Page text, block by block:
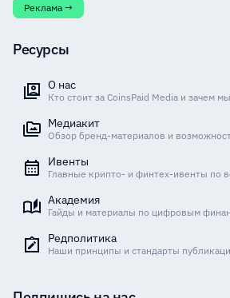
Реклама →
Ресурсы
О нас
Кто стоит за CoinsPaid Media и зачем
Медиакит
Обзор бренд-материалов и
Ивенты
Главные крипто- и финтех-ивенты по
Академия
Гайды и материалы по цифровым
Редполитика
Наши принципы и стандарты